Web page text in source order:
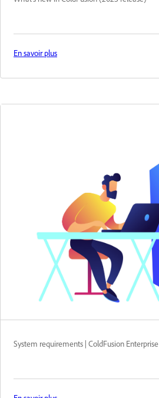
En savoir plus
System requirements | ColdFusion Enterprise